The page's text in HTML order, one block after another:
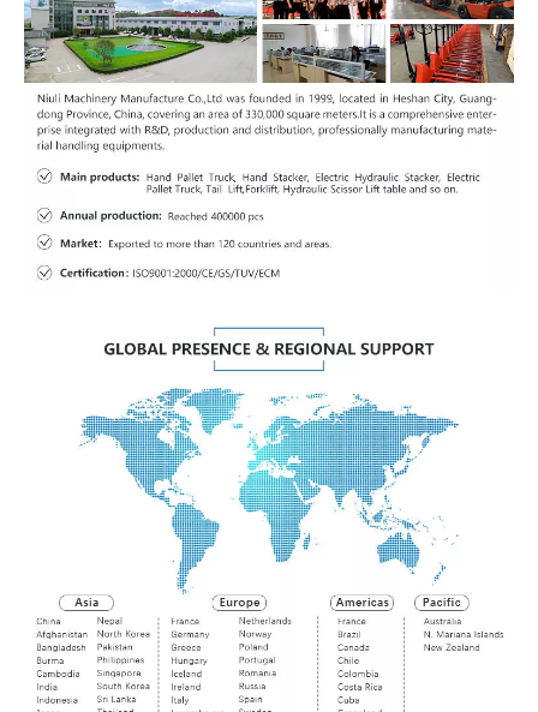
Pantalla digital LCD multifunción
La opcional del asiento semi o de suapensión completa con
cinturón de seguridad y reposo en el brazo.